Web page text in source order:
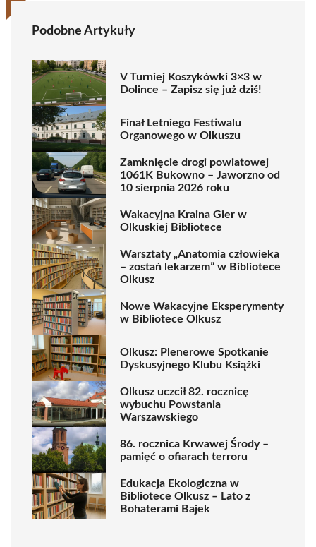
Podobne Artykuły
V Turniej Koszykówki 3×3 w
Dolince – Zapisz się już dziś!
Finał Letniego Festiwalu
Organowego w Olkuszu
Zamknięcie drogi powiatowej
1061K Bukowno – Jaworzno od
10 sierpnia 2026 roku
Wakacyjna Kraina Gier w
Olkuskiej Bibliotece
Warsztaty „Anatomia człowieka
– zostań lekarzem” w Bibliotece
Olkusz
Nowe Wakacyjne Eksperymenty
w Bibliotece Olkusz
Olkusz: Plenerowe Spotkanie
Dyskusyjnego Klubu Książki
Olkusz uczcił 82. rocznicę
wybuchu Powstania
Warszawskiego
86. rocznica Krwawej Środy –
pamięć o ofiarach terroru
Edukacja Ekologiczna w
Bibliotece Olkusz – Lato z
Bohaterami Bajek